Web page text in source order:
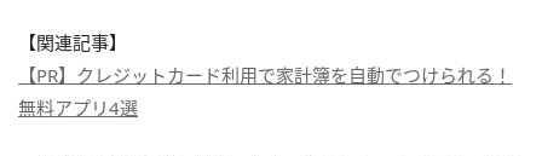
【関連記事】
【PR】クレジットカード利用で家計簿を自動でつけられる！
無料アプリ4選